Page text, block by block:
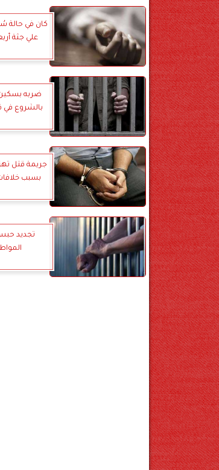
كان في حالة
علي جثة
بالشروع
جريمة قتل
بسبب
تجديد